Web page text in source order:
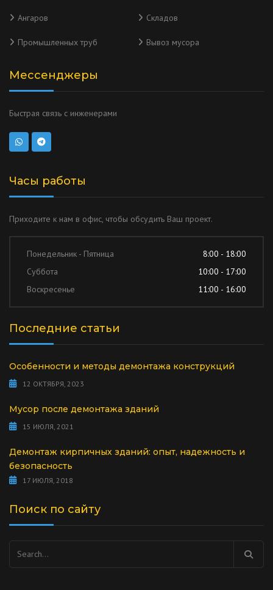
Ангаров Складов
Промышленных труб Вывоз мусора
Мессенджеры
Быстрая связь с инженерами
Часы работы
Приходите к нам в офис, чтобы обсудить Ваш проект.
Понедельник - Пятница
8:00 - 18:00
Суббота
10:00 - 17:00
Воскресенье
11:00 - 16:00
Последние статьи
Особенности и методы демонтажа конструкций
12 ОКТЯБРЯ, 2023
Мусор после демонтажа зданий
15 ИЮЛЯ, 2021
Демонтаж кирпичных зданий: опыт, надежность и
безопасность
17 ИЮЛЯ, 2018
Поиск по сайту